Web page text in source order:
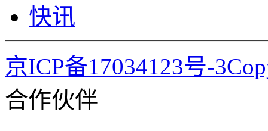
快讯
京ICP备17034123号-
合作伙伴